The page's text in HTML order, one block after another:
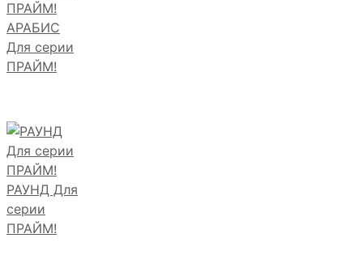
АРАБИС
Для серии
ПРАЙМ!
РАУНД Для
серии
ПРАЙМ!